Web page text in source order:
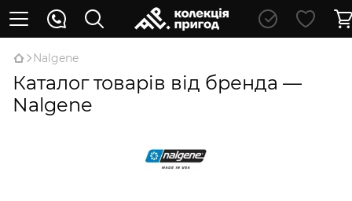
Nalgene
Каталог товарів від бренда —
Nalgene